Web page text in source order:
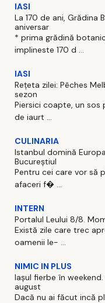
IASI
La 170 de ani, Grădina
aniversar
* prima grădină
implineste 170 d ...
IASI
Rețeta zilei: Pêches
sezon
Piersici coapte, un
de iaurt ...
CULINARIA
Istanbul domină
Bucureștiul
Pentru cei care vor să
afaceri f� ...
INTERN
Portalul Leului 8/8.
Există zile care trec
oamenii le- ...
NIMIC IN PLUS
Iașul fierbe în
august
Dacă nu ai făcut incă